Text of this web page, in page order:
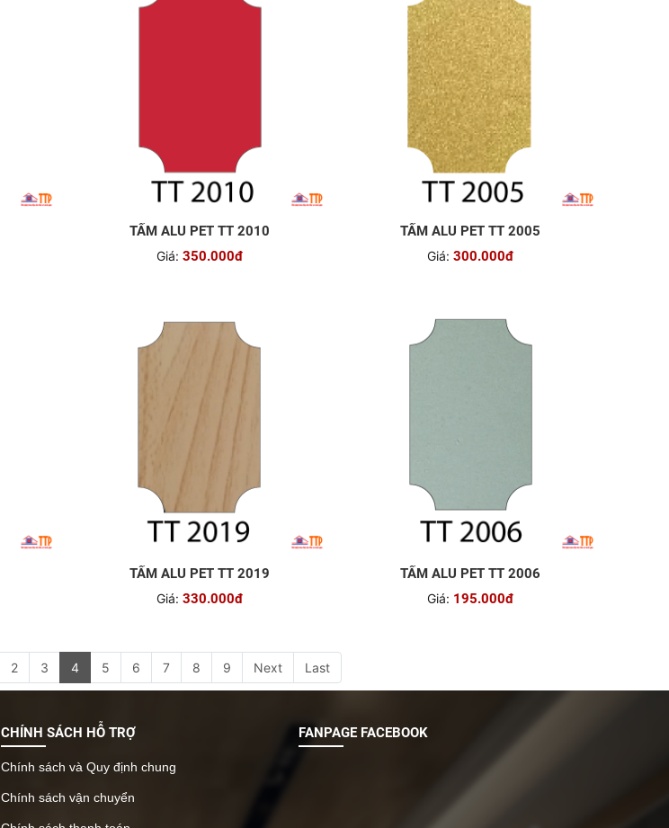
TẤM ALU PET TT 2010
Giá: 350.000đ
TẤM ALU PET TT 2005
Giá: 300.000đ
TẤM ALU PET TT 2019
Giá: 330.000đ
TẤM ALU PET TT 2006
Giá: 195.000đ
2 3 4 5 6 7 8 9 Next Last
CHÍNH SÁCH HỖ TRỢ
Chính sách và Quy định chung
Chính sách vận chuyển
FANPAGE FACEBOOK